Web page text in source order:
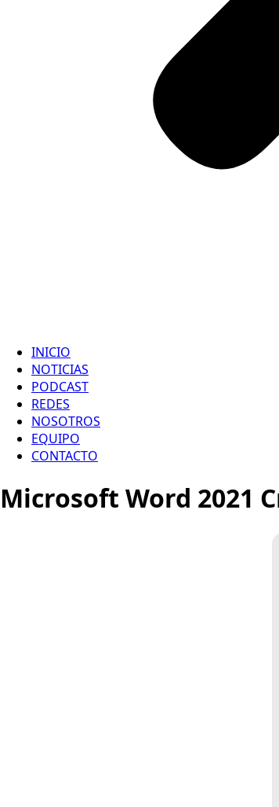
INICIO
NOTICIAS
PODCAST
REDES
NOSOTROS
EQUIPO
CONTACTO
Microsoft Word 2021